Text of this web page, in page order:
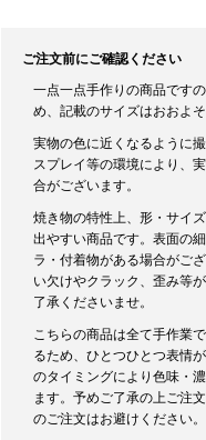
ご注文前にご確認ください
一点一点手作りの商品です
め、記載のサイズはおおよそ
実物の色に近くなるように
スプレイ等の環境により、
合がございます。
焼き物の特性上、形・サイ
出やすい商品です。表面の
ラ・付着物がある場合がご
い欠けやクラック、歪み等
了承くださいませ。
こちらの商品は全て手作業
るため、ひとつひとつ表情
のタイミングにより色味・
ます。予めご了承の上ご注
のご注文はお避けください。